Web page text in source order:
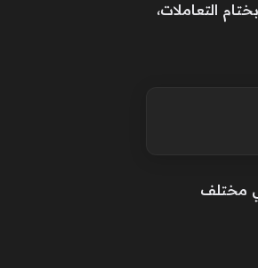
لآخر تحديث بختام التعاملات،
مختلف